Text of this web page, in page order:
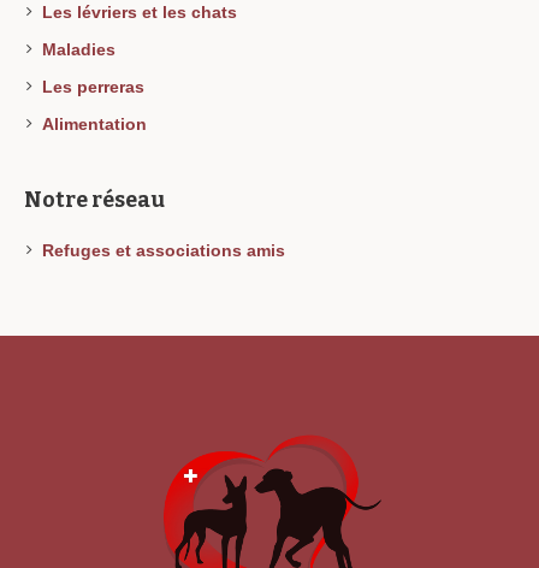
Les lévriers et les chats
Maladies
Les perreras
Alimentation
Notre réseau
Refuges et associations amis